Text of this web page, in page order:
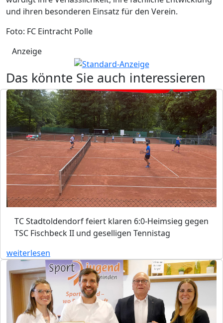
und ihren besonderen Einsatz für den Verein.
Foto: FC Eintracht Polle
Anzeige
Das könnte Sie auch interessieren
TC Stadtoldendorf feiert klaren 6:0-Heimsieg gegen
TSC Fischbeck II und geselligen Tennistag
weiterlesen